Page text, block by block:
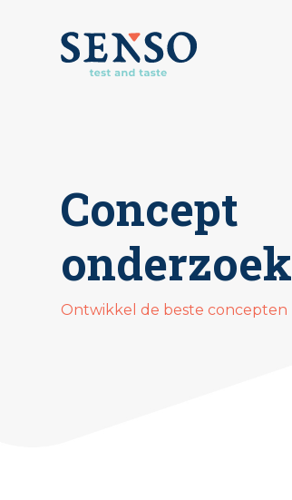
Concept
onderzoek
Ontwikkel de beste concepten